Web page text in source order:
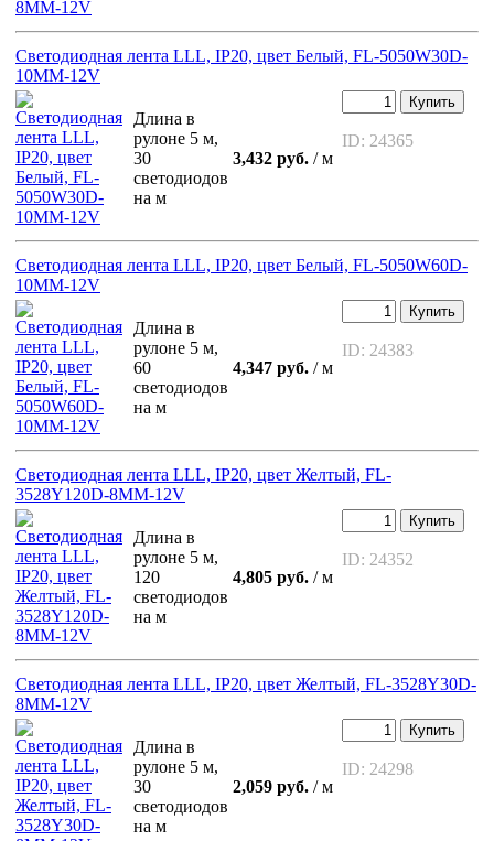
Светодиодная лента LLL, IP20, цвет Белый, FL-5050W30D-
10MM-12V
Длина в
рулоне 5 м,
30
светодиодов
на м
3,432 руб. / м
Купить
ID: 24365
Светодиодная лента LLL, IP20, цвет Белый, FL-5050W60D-
10MM-12V
Длина в
рулоне 5 м,
60
светодиодов
на м
4,347 руб. / м
Купить
ID: 24383
Светодиодная лента LLL, IP20, цвет Желтый, FL-
3528Y120D-8MM-12V
Длина в
рулоне 5 м,
120
светодиодов
на м
4,805 руб. / м
Купить
ID: 24352
Светодиодная лента LLL, IP20, цвет Желтый, FL-3528Y30D-
8MM-12V
Длина в
рулоне 5 м,
30
светодиодов
на м
2,059 руб. / м
Купить
ID: 24298